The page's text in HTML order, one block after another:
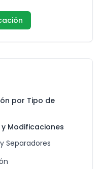
por Tipo de
Modificaciones
Separadores